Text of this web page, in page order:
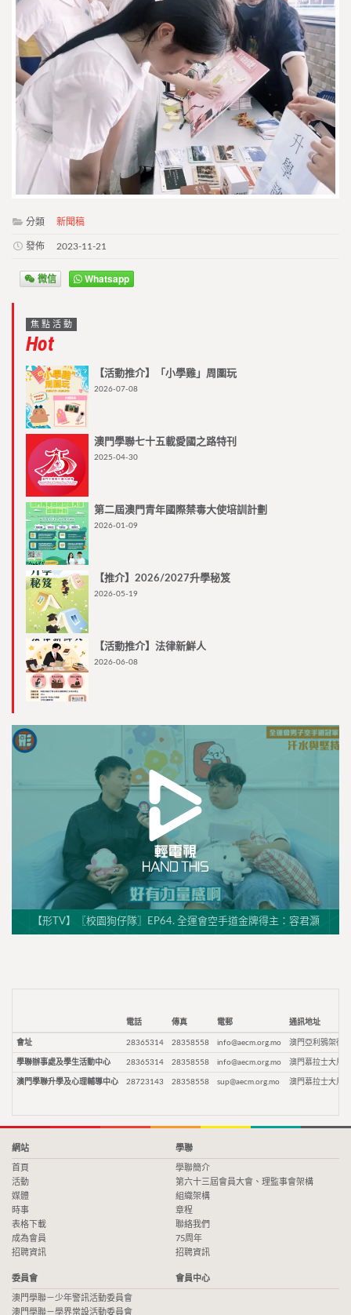
分類 新聞稿
發佈 2023-11-21
微信 Whatsapp
焦點活動
Hot
【活動推介】「小學雞」周圍玩
2026-07-08
澳門學聯七十五載愛國之路特刊
2025-04-30
第二屆澳門青年國際禁毒大使培訓計劃
2026-01-09
【推介】2026/2027升學秘笈
2026-05-19
【活動推介】法律新鮮人
2026-06-08
【形TV】〖校園狗仔隊〗EP64. 全運會空手道金牌得主：容君灝
電話 傳真 電郵 通訊地址
會址 28365314 28358558 info@aecm.org.mo 澳門亞利鴉架街9
學聯辦事處及學生活動中心 28365314 28358558 info@aecm.org.mo 澳門慕拉士大馬
澳門學聯升學及心理輔導中心 28723143 28358558 sup@aecm.org.mo 澳門慕拉士大馬
網站
首頁
活動
媒體
時事
表格下載
成為會員
招聘資訊
學聯
學聯簡介
第六十三屆會員大會、理監事會架構
組織架構
章程
聯絡我們
75周年
招聘資訊
委員會
澳門學聯－少年警訊活動委員會
澳門學聯－學界常設活動委員會
會員中心